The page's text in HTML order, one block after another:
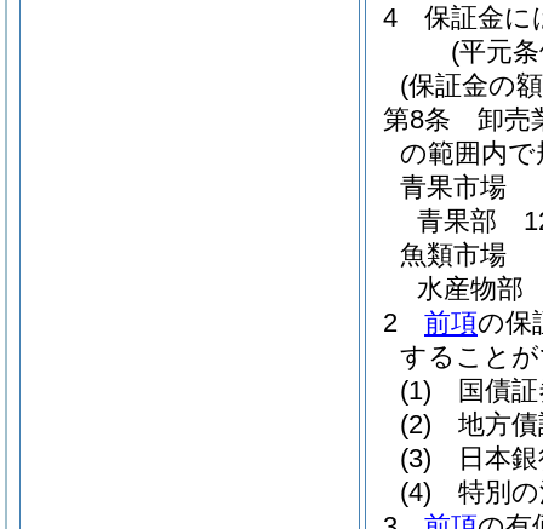
4
保証金に
(平元
(保証金の
第8条
卸売
の範囲内
青果市場
青果部
魚類市場
水産物部
2
前項の保
すること
(1)
国債
(2)
地方
(3)
日本
(4)
特別